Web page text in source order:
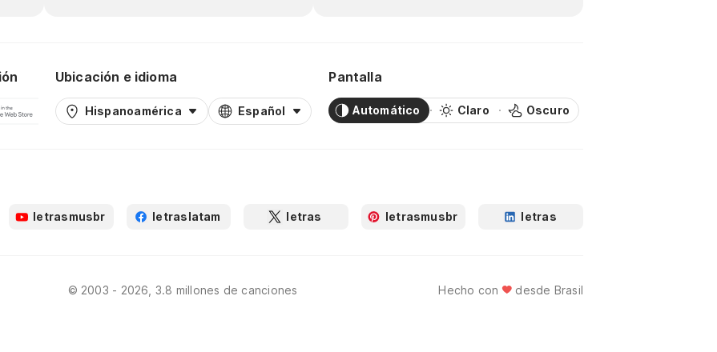
Ubicación e idioma
Hispanoamérica Español
Pantalla
Automático Claro Oscuro
letrasmusbr letraslatam letras letrasmusbr letras
© 2003 - 2026, 3.8 millones de canciones Hecho con desde Brasil